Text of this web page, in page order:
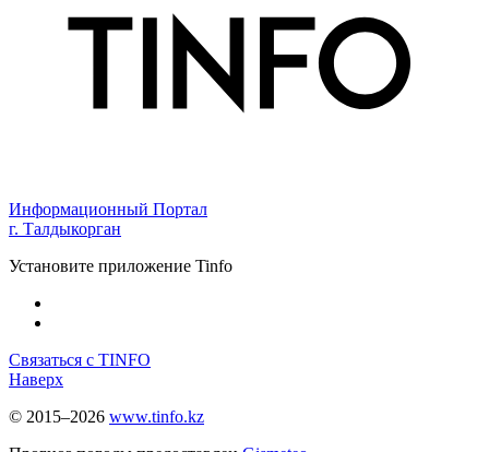
Информационный Портал
г. Талдыкорган
Установите приложение Tinfo
Связаться с TINFO
Наверх
© 2015–2026 www.tinfo.kz